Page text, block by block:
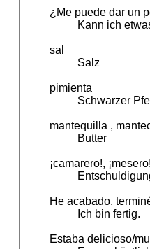
¿Me puede dar un
Kann ich
sal
Salz
pimienta
Schwarzer
mantequilla ,
Butter
¡camarero!,
He acabado,
Ich bin fertig.
Estaba delicioso/